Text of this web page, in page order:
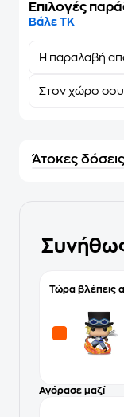
Επιλογές
Βάλε ΤΚ
Η παραλαβή
Στον χώρο σου
Άτοκες
Τώρα βλέπεις
Αγόρασε μαζί